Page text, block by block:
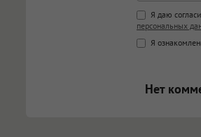
<b>,
Я даю
персональных
Я
Нет